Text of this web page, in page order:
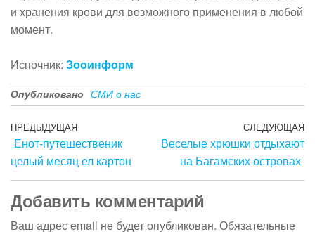
и хранения крови для возможного применения в любой
момент.
Испочник: Зооинформ
Опубликовано СМИ о нас
Навигация
по
записям
Предыдущая
запись
ПРЕДЫДУЩАЯ
Енот-путешественик
целый месяц ел картон
СЛЕДУЮЩАЯ
Веселые хрюшки отдыхают
на Багамских островах
Добавить комментарий
Ваш адрес email не будет опубликован. Обязательные